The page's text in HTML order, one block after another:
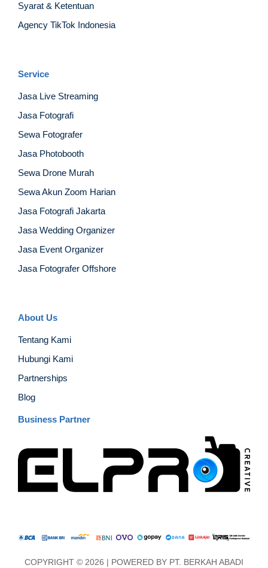
Syarat & Ketentuan
Agency TikTok Indonesia
Service
Jasa Live Streaming
Jasa Fotografi
Sewa Fotografer
Jasa Photobooth
Sewa Drone Murah
Sewa Akun Zoom Harian
Jasa Fotografi Jakarta
Jasa Wedding Organizer
Jasa Event Organizer
Jasa Fotografer Offshore
About Us
Tentang Kami
Hubungi Kami
Partnerships
Blog
Business Partner
COPYRIGHT © 2026 | POWERED BY PT. BERKAH ABADI